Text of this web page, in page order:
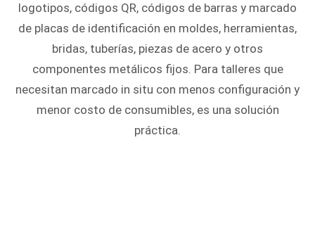
logotipos, códigos QR, códigos de barras y marcado
de placas de identificación en moldes, herramientas,
bridas, tuberías, piezas de acero y otros
componentes metálicos fijos. Para talleres que
necesitan marcado in situ con menos configuración y
menor costo de consumibles, es una solución
práctica.